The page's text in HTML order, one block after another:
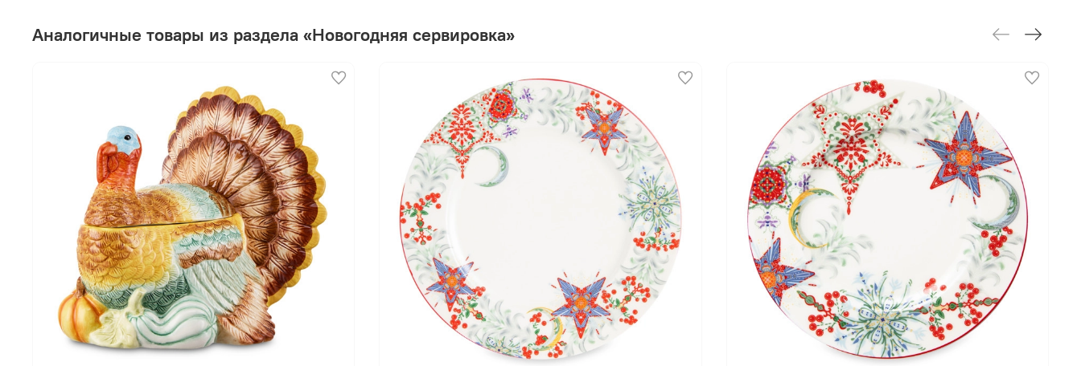
Аналогичные товары из раздела «Новогодняя сервировка»